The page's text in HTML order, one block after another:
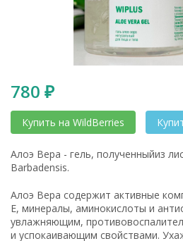
780 ₽
Купить на WildBerries
Алоэ Вера - гель, полученныйиз
Barbadensis.
Алоэ Вера содержит активные
Е, минералы, аминокислоты и
увлажняющим,
и успокаивающим свойствами.